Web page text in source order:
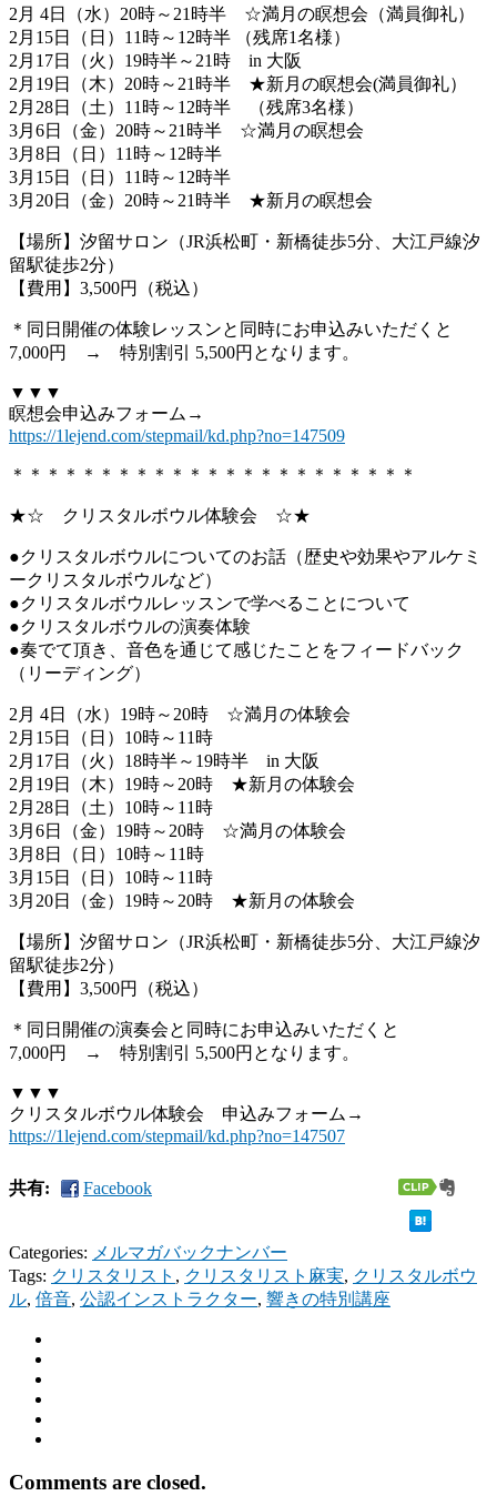
2月 4日（水）20時～21時半 ☆満月の瞑想会（満員御礼）
2月15日（日）11時～12時半 （残席1名様）
2月17日（火）19時半～21時 in 大阪
2月19日（木）20時～21時半 ★新月の瞑想会(満員御礼）
2月28日（土）11時～12時半 （残席3名様）
3月6日（金）20時～21時半 ☆満月の瞑想会
3月8日（日）11時～12時半
3月15日（日）11時～12時半
3月20日（金）20時～21時半 ★新月の瞑想会
【場所】汐留サロン（JR浜松町・新橋徒歩5分、大江戸線汐
留駅徒歩2分）
【費用】3,500円（税込）
＊同日開催の体験レッスンと同時にお申込みいただくと
7,000円 → 特別割引 5,500円となります。
▼▼▼
瞑想会申込みフォーム→
https://1lejend.com/stepmail/kd.php?no=147509
＊＊＊＊＊＊＊＊＊＊＊＊＊＊＊＊＊＊＊＊＊＊＊
★☆ クリスタルボウル体験会 ☆★
●クリスタルボウルについてのお話（歴史や効果やアルケミ
ークリスタルボウルなど）
●クリスタルボウルレッスンで学べることについて
●クリスタルボウルの演奏体験
●奏でて頂き、音色を通じて感じたことをフィードバック
（リーディング）
2月 4日（水）19時～20時 ☆満月の体験会
2月15日（日）10時～11時
2月17日（火）18時半～19時半 in 大阪
2月19日（木）19時～20時 ★新月の体験会
2月28日（土）10時～11時
3月6日（金）19時～20時 ☆満月の体験会
3月8日（日）10時～11時
3月15日（日）10時～11時
3月20日（金）19時～20時 ★新月の体験会
【場所】汐留サロン（JR浜松町・新橋徒歩5分、大江戸線汐
留駅徒歩2分）
【費用】3,500円（税込）
＊同日開催の演奏会と同時にお申込みいただくと
7,000円 → 特別割引 5,500円となります。
▼▼▼
クリスタルボウル体験会 申込みフォーム→
https://1lejend.com/stepmail/kd.php?no=147507
共有: Facebook
Categories: メルマガバックナンバー
Tags: クリスタリスト , クリスタリスト麻実, クリスタルボウ
ル, 倍音, 公認インストラクター, 響きの特別講座
Comments are closed.